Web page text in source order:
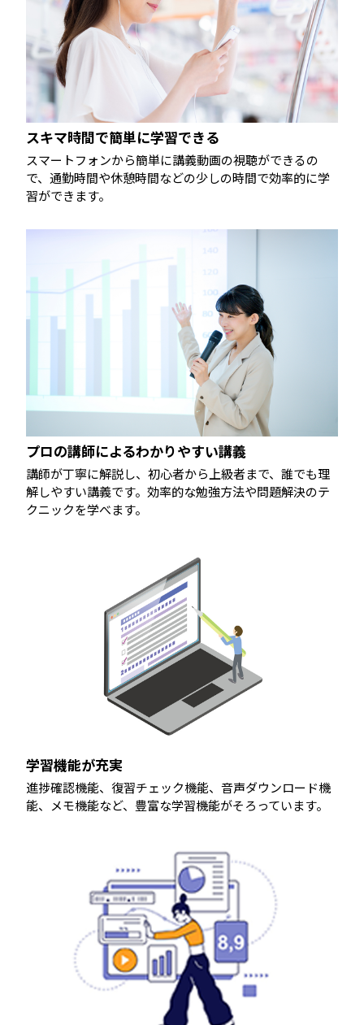
スキマ時間で簡単に学習できる
スマートフォンから簡単に講義動画の視聴ができるの
で、通勤時間や休憩時間などの少しの時間で効率的に学
習ができます。
プロの講師によるわかりやすい講義
講師が丁寧に解説し、初心者から上級者まで、誰でも理
解しやすい講義です。効率的な勉強方法や問題解決のテ
クニックを学べます。
学習機能が充実
進捗確認機能、復習チェック機能、音声ダウンロード機
能、メモ機能など、豊富な学習機能がそろっています。